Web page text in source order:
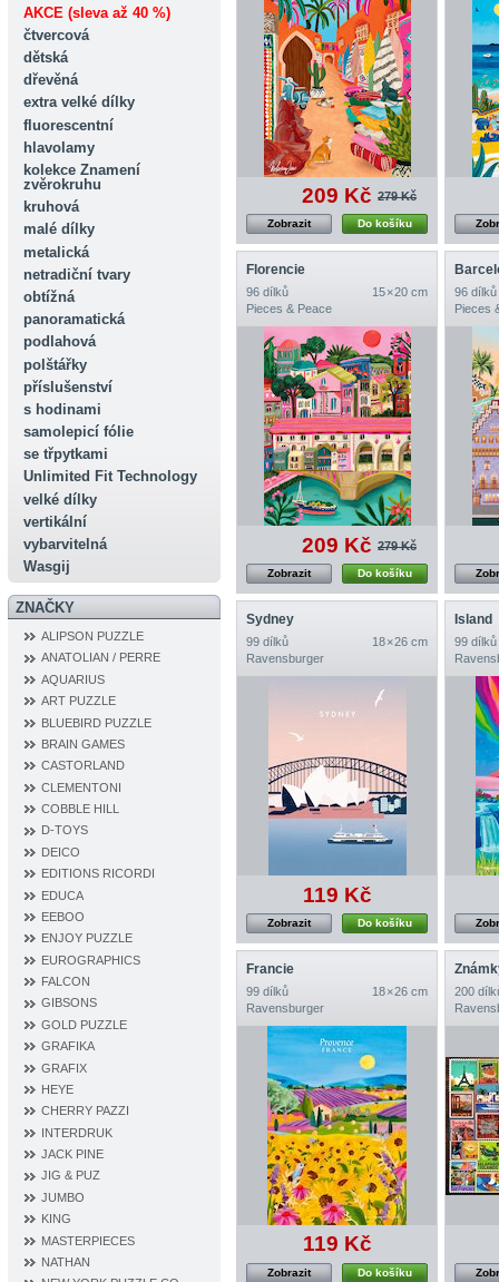
AKCE (sleva až 40 %)
čtvercová
dětská
dřevěná
extra velké dílky
fluorescentní
hlavolamy
kolekce Znamení
zvěrokruhu
kruhová
malé dílky
metalická
netradiční tvary
obtížná
panoramatická
podlahová
polštářky
příslušenství
s hodinami
samolepicí fólie
se třpytkami
Unlimited Fit Technology
velké dílky
vertikální
vybarvitelná
Wasgij
ZNAČKY
ALIPSON PUZZLE
ANATOLIAN / PERRE
AQUARIUS
ART PUZZLE
BLUEBIRD PUZZLE
BRAIN GAMES
CASTORLAND
CLEMENTONI
COBBLE HILL
D‐TOYS
DEICO
EDITIONS RICORDI
EDUCA
EEBOO
ENJOY PUZZLE
EUROGRAPHICS
FALCON
GIBSONS
GOLD PUZZLE
GRAFIKA
GRAFIX
HEYE
CHERRY PAZZI
INTERDRUK
JACK PINE
JIG & PUZ
JUMBO
KING
MASTERPIECES
NATHAN
209 Kč 279 Kč
Do košíku
Zobrazit
Florencie
96 dílků
15 × 20 cm
Pieces & Peace
209 Kč 279 Kč
Do košíku
Zobrazit
96 dílků
Pieces
Sydney
99 dílků
18 × 26 cm
Ravensburger
119 Kč
Do košíku
Zobrazit
Island
99 dílků
Francie
99 dílků
18 × 26 cm
Ravensburger
119 Kč
Do košíku
Zobrazit
200